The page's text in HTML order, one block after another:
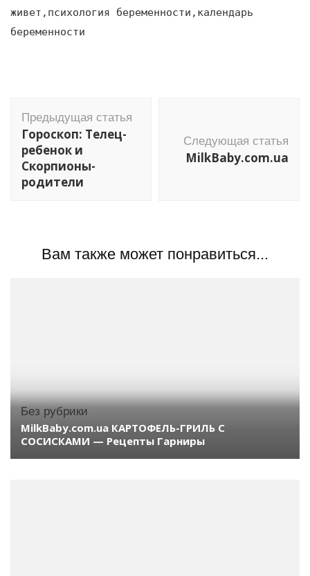
живет,психология беременности,календарь
беременности
по
записям
Предыдущая статья
Гороскоп: Телец-
ребенок и
Скорпионы-
родители
Следующая статья
MilkBaby.com.ua
Вам также может понравиться...
Без рубрики
MilkBaby.com.ua КАРТОФЕЛЬ-ГРИЛЬ С
СОСИСКАМИ — Рецепты Гарниры